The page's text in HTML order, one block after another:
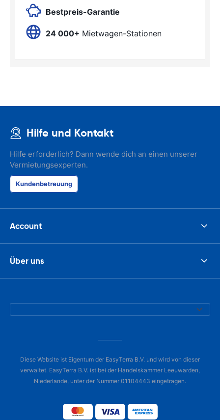
Bestpreis-Garantie
24 000+ Mietwagen-Stationen
Hilfe und Kontakt
Hilfe erforderlich? Dann wende dich an einen unserer
Vermietungsexperten.
Kundenbetreuung
Account
Über uns
Diese Website ist Eigentum der EasyTerra B.V. und wird von dieser
verwaltet. EasyTerra B.V. ist bei der Handelskammer Leeuwarden,
Niederlande, unter der Nummer 01104443 eingetragen.